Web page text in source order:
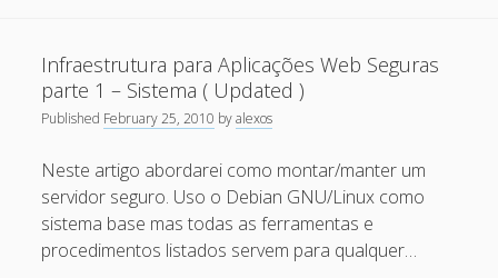
May 2013
April 2013
September 2012
August 2012
July 2012
Otimizando
a
atualização
dos
servidores
Debian
Infraestrutura para Aplicações Web Seguras
parte 1 – Sistema ( Updated )
Published February 25, 2010 byalexos
Neste artigo abordarei como montar/manter um
servidor seguro. Uso o Debian GNU/Linux como
sistema base mas todas as ferramentas e
procedimentos listados servem para qualquer…